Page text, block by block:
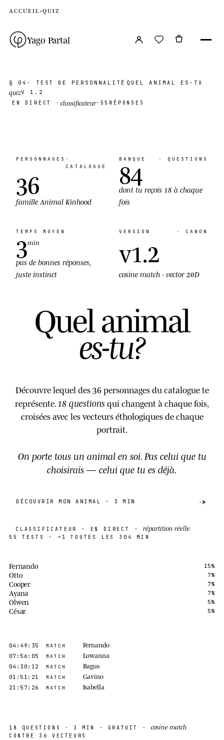
ACCUEIL ›QUIZ
Yago Partal
§ 04 · TEST DE PERSONNALITÉ QUEL ANIMAL ES-TU
quizV 1.2
EN DIRECT · classificateur· 55 RÉPONSES
PERSONNAGES ·
CATALOGUE
36
famille Animal Kinhood
BANQUE · QUESTIONS
84
dont tu reçois 18 à chaque
fois
TEMPS MOYEN
3min
pas de bonnes réponses,
juste instinct
VERSION · CANON
v1.2
cosine match · vector 20D
Quel animal
es-tu?
Découvre lequel des36 personnages du catalogue te
représente. 18 questions qui changent à chaque fois,
croisées avec les vecteurs éthologiques de chaque
portrait.
On porte tous un animal en soi. Pas celui que tu
choisirais — celui que tu es déjà.
DÉCOUVRIR MON ANIMAL · 3 MIN
CLASSIFICATEUR · EN DIRECT ·répartition réelle
55 TESTS · ~1 TOUTES LES 304 MIN
Fernando 15%
Otto 7%
Cooper 7%
Ayana 7%
Olwen 5%
César 5%
04:49:35 MATCH Fernando
07:56:05 MATCH Lowanna
04:30:12 MATCH Bagus
01:51:21 MATCH Gavino
21:57:26 MATCH Isabella
18 QUESTIONS · 3 MIN · GRATUIT · cosine match
CONTRE 36 VECTEURS